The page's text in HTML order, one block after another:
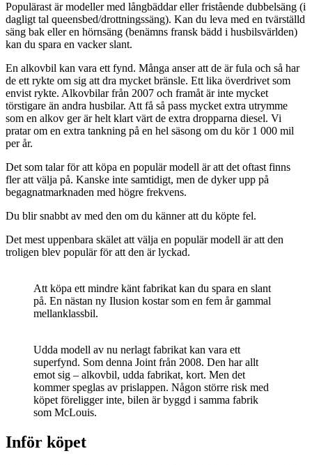
Populärast är modeller med långbäddar eller fristående dubbelsäng (i
dagligt tal queensbed/drottningssäng). Kan du leva med en tvärställd
säng bak eller en hörnsäng (benämns fransk bädd i husbilsvärlden)
kan du spara en vacker slant.
En alkovbil kan vara ett fynd. Många anser att de är fula och så har
de ett rykte om sig att dra mycket bränsle. Ett lika överdrivet som
envist rykte. Alkovbilar från 2007 och framåt är inte mycket
törstigare än andra husbilar. Att få så pass mycket extra utrymme
som en alkov ger är helt klart värt de extra dropparna diesel. Vi
pratar om en extra tankning på en hel säsong om du kör 1 000 mil
per år.
Det som talar för att köpa en populär modell är att det oftast finns
fler att välja på. Kanske inte samtidigt, men de dyker upp på
begagnatmarknaden med högre frekvens.
Du blir snabbt av med den om du känner att du köpte fel.
Det mest uppenbara skälet att välja en populär modell är att den
troligen blev populär för att den är lyckad.
Att köpa ett mindre känt fabrikat kan du spara en slant
på. En nästan ny Ilusion kostar som en fem år gammal
mellanklassbil.
Udda modell av nu nerlagt fabrikat kan vara ett
superfynd. Som denna Joint från 2008. Den har allt
emot sig – alkovbil, udda fabrikat, kort. Men det
kommer speglas av prislappen. Någon större risk med
köpet föreligger inte, bilen är byggd i samma fabrik
som McLouis.
Inför köpet